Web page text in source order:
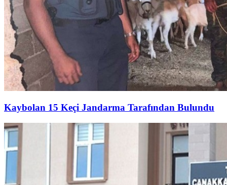
Kaybolan 15 Keçi Jandarma Tarafından Bulundu